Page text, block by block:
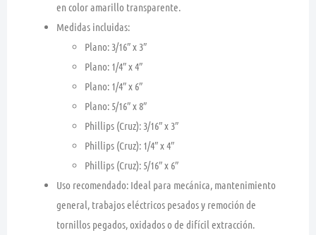
en color amarillo transparente.
Medidas incluidas:
Plano: 3/16″ x 3″
Plano: 1/4″ x 4″
Plano: 1/4″ x 6″
Plano: 5/16″ x 8″
Phillips (Cruz): 3/16″ x 3″
Phillips (Cruz): 1/4″ x 4″
Phillips (Cruz): 5/16″ x 6″
Uso recomendado: Ideal para mecánica, mantenimiento
general, trabajos eléctricos pesados y remoción de
tornillos pegados, oxidados o de difícil extracción.